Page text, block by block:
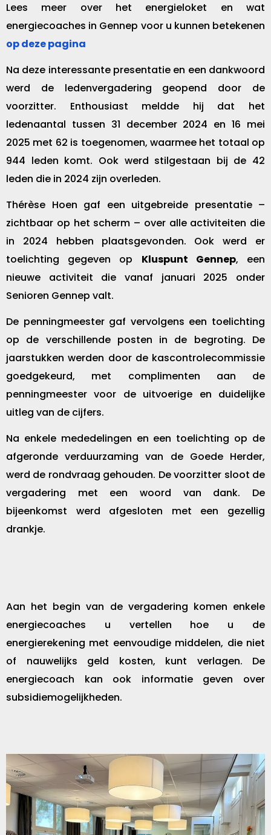
Lees meer over het energieloket en wat
energiecoaches in Gennep voor u kunnen betekenen
op deze pagina
Na deze interessante presentatie en een dankwoord
werd de ledenvergadering geopend door de
voorzitter. Enthousiast meldde hij dat het
ledenaantal tussen 31 december 2024 en 16 mei
2025 met 62 is toegenomen, waarmee het totaal op
944 leden komt. Ook werd stilgestaan bij de 42
leden die in 2024 zijn overleden.
Thérèse Hoen gaf een uitgebreide presentatie –
zichtbaar op het scherm – over alle activiteiten die
in 2024 hebben plaatsgevonden. Ook werd er
toelichting gegeven op Kluspunt Gennep, een
nieuwe activiteit die vanaf januari 2025 onder
Senioren Gennep valt.
De penningmeester gaf vervolgens een toelichting
op de verschillende posten in de begroting. De
jaarstukken werden door de kascontrolecommissie
goedgekeurd, met complimenten aan de
penningmeester voor de uitvoerige en duidelijke
uitleg van de cijfers.
Na enkele mededelingen en een toelichting op de
afgeronde verduurzaming van de Goede Herder,
werd de rondvraag gehouden. De voorzitter sloot de
vergadering met een woord van dank. De
bijeenkomst werd afgesloten met een gezellig
drankje.
Aan het begin van de vergadering komen enkele
energiecoaches u vertellen hoe u de
energierekening met eenvoudige middelen, die niet
of nauwelijks geld kosten, kunt verlagen. De
energiecoach kan ook informatie geven over
subsidiemogelijkheden.